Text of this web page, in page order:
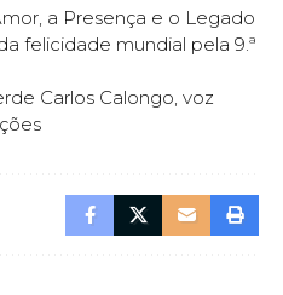
a Presença e o Legado
felicidade mundial pela 9.ª
Carlos Calongo, voz